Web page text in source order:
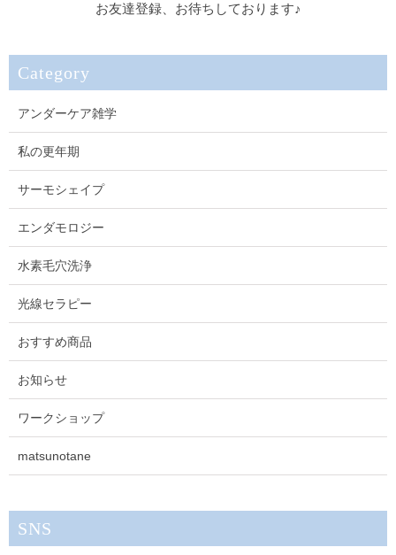
お友達登録、お待ちしております♪
Category
アンダーケア雑学
私の更年期
サーモシェイプ
エンダモロジー
水素毛穴洗浄
光線セラピー
おすすめ商品
お知らせ
ワークショップ
matsunotane
SNS